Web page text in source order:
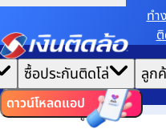
ทํา
|
ไทย EN
ซื้อประกันติดโล่ ลูก
ดาวน์โหลดแอป
หน้าแรก
เล่าเรื่องวัฒนธรรม
TIDLOR AI HACKATHON เ
การเติบโตสู่องค์กร 100 ปี
เราขอเก็บข้อมูลตาม นโยบายการใช้คุกกี้ เ
คุณ
ตั้งค่าคุกกี้